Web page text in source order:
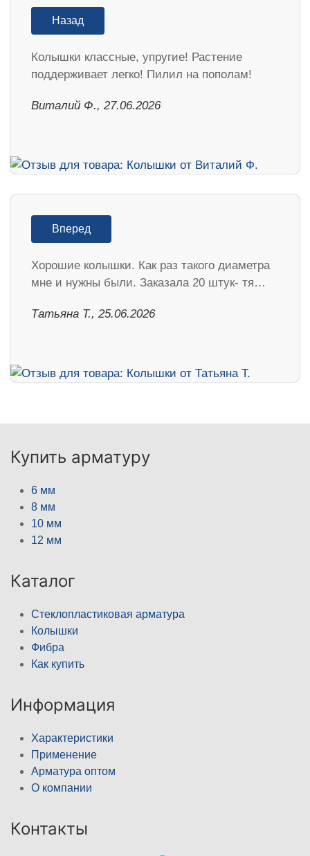
Назад
Колышки классные, упругие! Растение
поддерживает легко! Пилил на пополам!
Виталий Ф., 27.06.2026
Вперед
Хорошие колышки. Как раз такого диаметра
мне и нужны были. Заказала 20 штук- тя…
Татьяна Т., 25.06.2026
Купить арматуру
6 мм
8 мм
10 мм
12 мм
Каталог
Стеклопластиковая арматура
Колышки
Фибра
Как купить
Информация
Характеристики
Применение
Арматура оптом
О компании
Контакты